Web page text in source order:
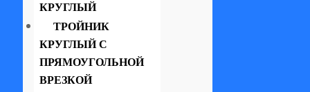
КРУГЛЫЙ
ТРОЙНИК
КРУГЛЫЙ С
ПРЯМОУГОЛЬНОЙ
ВРЕЗКОЙ